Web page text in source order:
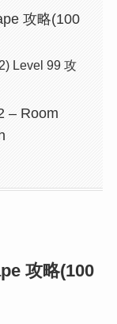
攻略(100
Level 99 攻
– Room
攻略(100